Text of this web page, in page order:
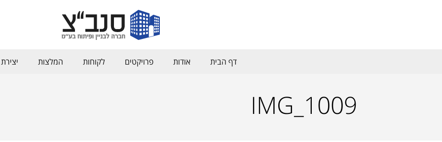
דף הבית אודות פרויקטים לקוחות המלצות
IMG_1009